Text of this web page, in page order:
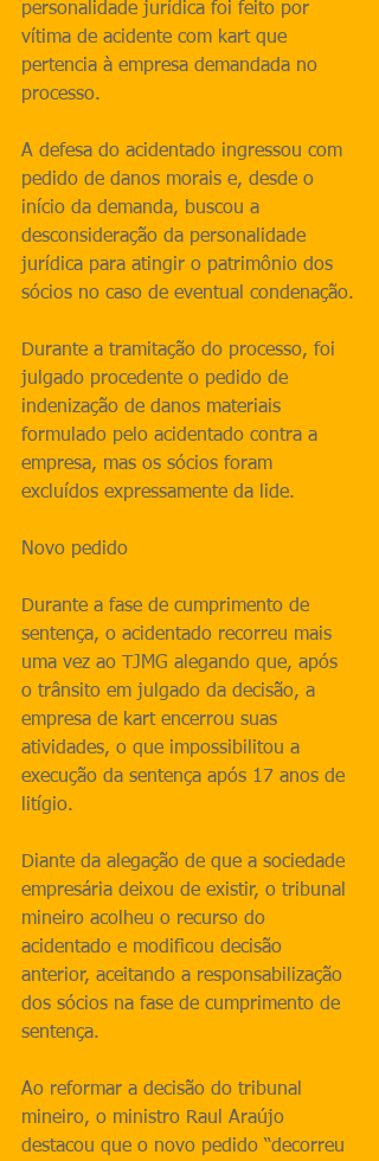
personalidade jurídica foi feito por
vítima de acidente com kart que
pertencia à empresa demandada no
processo.
A defesa do acidentado ingressou com
pedido de danos morais e, desde o
início da demanda, buscou a
desconsideração da personalidade
jurídica para atingir o patrimônio dos
sócios no caso de eventual condenação.
Durante a tramitação do processo, foi
julgado procedente o pedido de
indenização de danos materiais
formulado pelo acidentado contra a
empresa, mas os sócios foram
excluídos expressamente da lide.
Novo pedido
Durante a fase de cumprimento de
sentença, o acidentado recorreu mais
uma vez ao TJMG alegando que, após
o trânsito em julgado da decisão, a
empresa de kart encerrou suas
atividades, o que impossibilitou a
execução da sentença após 17 anos de
litígio.
Diante da alegação de que a sociedade
empresária deixou de existir, o tribunal
mineiro acolheu o recurso do
acidentado e modificou decisão
anterior, aceitando a responsabilização
dos sócios na fase de cumprimento de
sentença.
Ao reformar a decisão do tribunal
mineiro, o ministro Raul Araújo
destacou que o novo pedido “decorreu